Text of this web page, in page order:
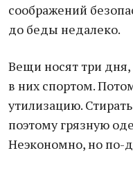
соображений
до беды недалеко.
Вещи носят три
в них спортом.
утилизацию.
поэтому грязную
Неэкономно, но по-